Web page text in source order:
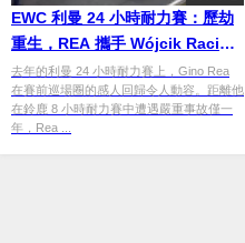
EWC 利曼 24 小時耐力賽：歷劫
重生，REA 攜手 Wójcik Racing
Team 再戰賽場
去年的利曼 24 小時耐力賽上，Gino Rea
在賽前巡場圈的感人回歸令人動容。距離他
在鈴鹿 8 小時耐力賽中遭遇嚴重事故僅一
年，Rea ...